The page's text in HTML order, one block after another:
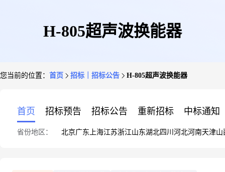
H-805超声波换能器
您当前的位置： 首页 招标｜招标公告 H-805超声波换能器
首页 招标预告 招标公告 重新招标 中标通知
省份地区： 北京广东 上海江苏浙江山东湖北四川 河北河南天津山